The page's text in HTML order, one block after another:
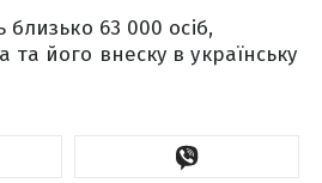
63 000 осіб,
його внеску в українську